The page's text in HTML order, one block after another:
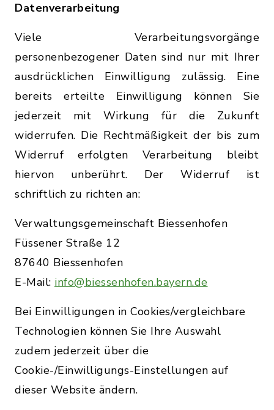
Datenverarbeitung
Viele Verarbeitungsvorgänge
personenbezogener Daten sind nur mit Ihrer
ausdrücklichen Einwilligung zulässig. Eine
bereits erteilte Einwilligung können Sie
jederzeit mit Wirkung für die Zukunft
widerrufen. Die Rechtmäßigkeit der bis zum
Widerruf erfolgten Verarbeitung bleibt
hiervon unberührt. Der Widerruf ist
schriftlich zu richten an:
Verwaltungsgemeinschaft Biessenhofen
Füssener Straße 12
87640 Biessenhofen
E-Mail: info@biessenhofen.bayern.de
Bei Einwilligungen in Cookies/vergleichbare
Technologien können Sie Ihre Auswahl
zudem jederzeit über die
Cookie-/Einwilligungs-Einstellungen auf
dieser Website ändern.